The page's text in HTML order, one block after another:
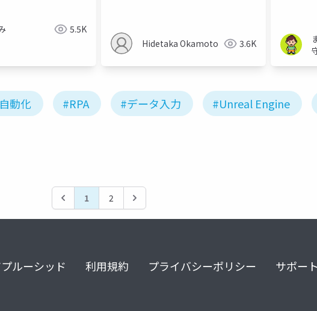
5.5K
Hidetaka Okamoto 3.6K
動化 #RPA #データ入力 #Unreal Engine
1 2
ルーシッド 利用規約 プライバシーポリシー サポー